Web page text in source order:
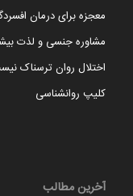
معجزه برای درمان
مشاوره جنسی و لذت
اختلال روان ترسناک
کلیپ روانشناسی
آخرین مطالب